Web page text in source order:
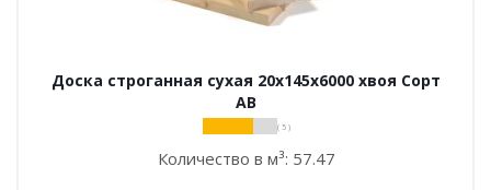
Доска строганная сухая 20х145х6000 хвоя Сорт
АВ
( 5 )
Количество в м³: 57.47